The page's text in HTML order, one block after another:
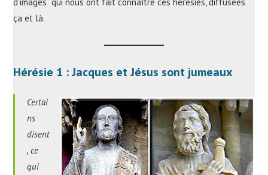
ça et là.
Hérésie 1 : Jacques et Jésus sont jumeaux
Certai
ns
disent
, ce
qui